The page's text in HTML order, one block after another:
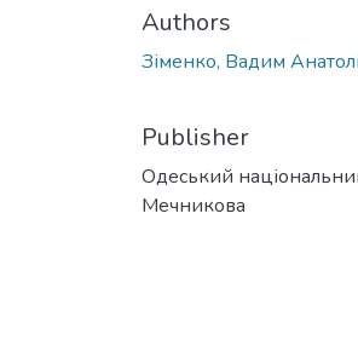
Authors
Зіменко, Вадим
Publisher
Одеський національний
Мечникова